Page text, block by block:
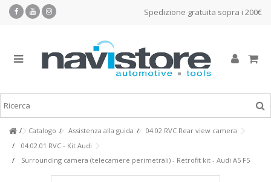
Spedizione gratuita sopra i 200€
Catalogo Assistenza alla guida
04.02 RVC Rear view camera
04.02.01 RVC - Kit Audi
Surrounding camera (telecamere perimetrali) - Retrofit kit - Audi A5 F5